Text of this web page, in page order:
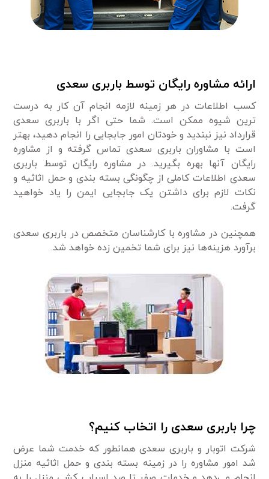
ارائه مشاوره رایگان توسط باربری سعدی
کسب اطلاعات در هر زمینه لازمه انجام آن کار به درست
ترین شیوه ممکن است. شما حتی اگر با باربری سعدی
قرارداد نیز نبندید و خودتان امور جابجایی را انجام دهید، بهتر
است با مشاوران باربری سعدی تماس گرفته و از مشاوره
رایگان آنها بهره بگیرید. در مشاوره رایگان توسط باربری
سعدی اطلاعات کاملی از چگونگی بسته بندی و حمل اثاثیه و
نکات لازم برای داشتن یک جابجایی ایمن را یاد خواهید
گرفت.
همچنین در مشاوره با کارشناسان متخصص در باربری سعدی
برآورد هزینه‌ها نیز برای شما تخمین زده خواهد شد.
چرا باربری سعدی را اتخاب کنیم؟
شرکت اتوبار و باربری سعدی همانطور که خدمت شما عرض
شد امور مشاوره را در زمینه بسته بندی و حمل اثاثیه منزل